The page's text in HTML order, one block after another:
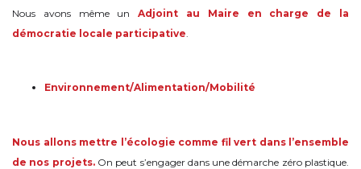
Nous avons même unAdjoint au Maire en charge de la
démocratie locale participative
Environnement/Alimentation/Mobilité
Nous allons mettre l’écologie comme fil vert dans l’ensemble
de nos projets.On peut s’engager dans une démarche zéro plastique.